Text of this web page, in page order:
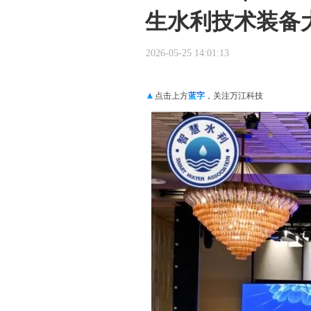
生水利技术装备
2026-05-25 14:01:13
▲ 点击上方蓝字 ，关注万江科技